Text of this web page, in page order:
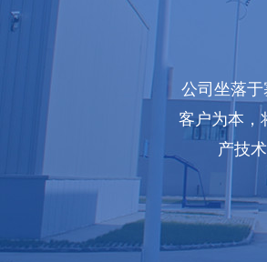
公司坐落
客户为本，
产技